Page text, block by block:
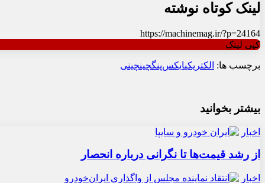
لینک کوتاه نوشته
https://machinemag.ir/?p=24164
کپی لینک
برچسب ها: الکتریکیایکس‌‌پنگچینچینی
بیشتر بخوانید
اخبار
از رشد قیمت‌ها تا نگرانی درباره انحصار
اخبار